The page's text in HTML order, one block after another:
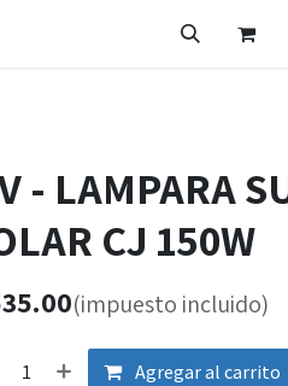
- LAMPARA
CJ 150W
(impuesto incluido)
Agregar al carrito